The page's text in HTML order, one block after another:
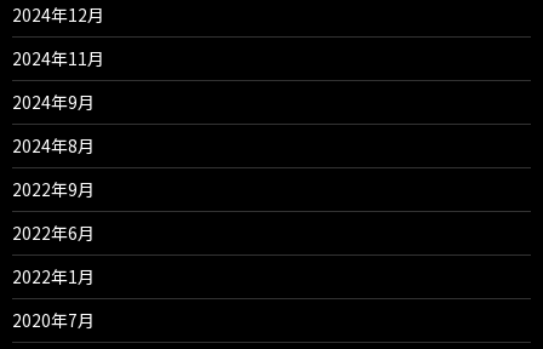
2024年12月
2024年11月
2024年9月
2024年8月
2022年9月
2022年6月
2022年1月
2020年7月